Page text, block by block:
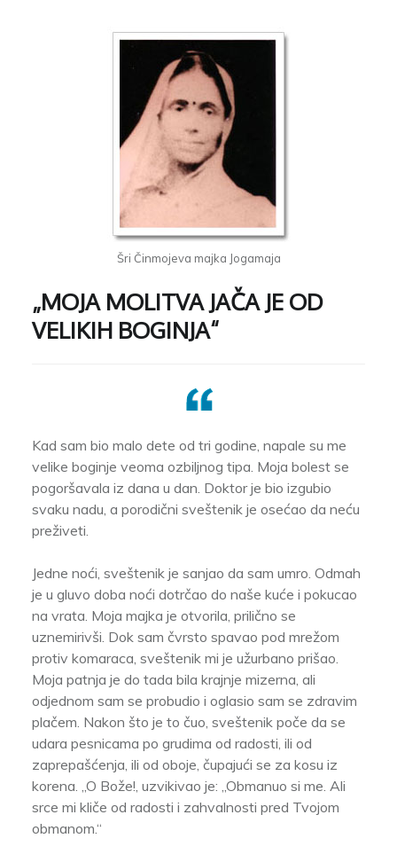
Šri Činmojeva majka Jogamaja
„MOJA MOLITVA JAČA JE OD
VELIKIH BOGINJA“
Kad sam bio malo dete od tri godine, napale su me
velike boginje veoma ozbiljnog tipa. Moja bolest se
pogoršavala iz dana u dan. Doktor je bio izgubio
svaku nadu, a porodični sveštenik je osećao da neću
preživeti.
Jedne noći, sveštenik je sanjao da sam umro. Odmah
je u gluvo doba noći dotrčao do naše kuće i pokucao
na vrata. Moja majka je otvorila, prilično se
uznemirivši. Dok sam čvrsto spavao pod mrežom
protiv komaraca, sveštenik mi je užurbano prišao.
Moja patnja je do tada bila krajnje mizerna, ali
odjednom sam se probudio i oglasio sam se zdravim
plačem. Nakon što je to čuo, sveštenik poče da se
udara pesnicama po grudima od radosti, ili od
zaprepašćenja, ili od oboje, čupajući se za kosu iz
korena. „O Bože!, uzvikivao je: „Obmanuo si me. Ali
srce mi kliče od radosti i zahvalnosti pred Tvojom
obmanom.“